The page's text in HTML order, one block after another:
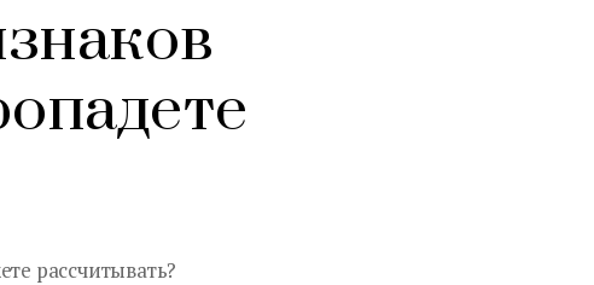
рассчитывать?